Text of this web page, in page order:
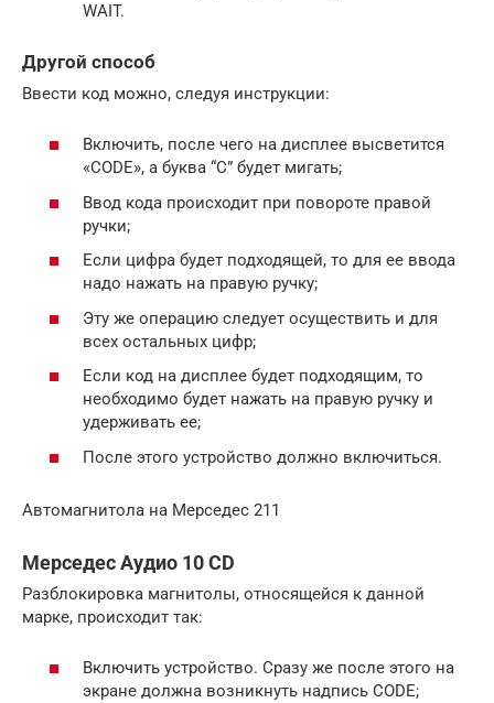
WAIT.
Другой способ
Ввести код можно, следуя инструкции:
Включить, после чего на дисплее высветится
«CODE», а буква “C” будет мигать;
Ввод кода происходит при повороте правой
ручки;
Если цифра будет подходящей, то для ее ввода
надо нажать на правую ручку;
Эту же операцию следует осуществить и для
всех остальных цифр;
Если код на дисплее будет подходящим, то
необходимо будет нажать на правую ручку и
удерживать ее;
После этого устройство должно включиться.
Автомагнитола на Мерседес 211
Мерседес Аудио 10 CD
Разблокировка магнитолы, относящейся к данной
марке, происходит так:
Включить устройство. Сразу же после этого на
экране должна возникнуть надпись CODE;